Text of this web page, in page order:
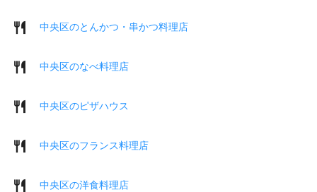
中央区のとんかつ・串かつ料理店
中央区のなべ料理店
中央区のピザハウス
中央区のフランス料理店
中央区の洋食料理店